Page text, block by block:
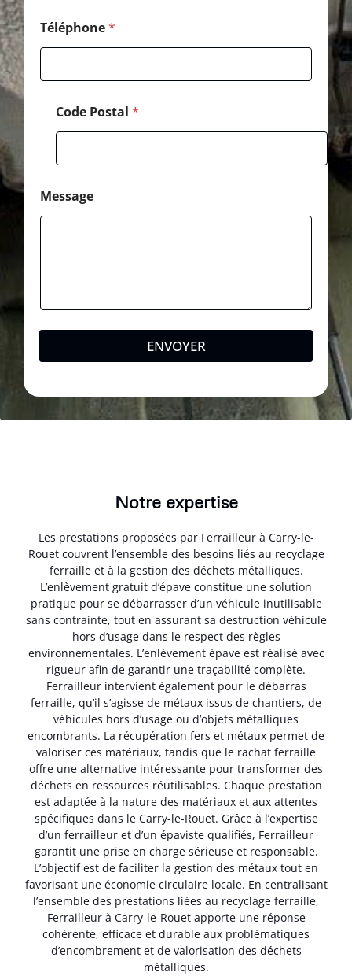
T
p
Téléphone*
Code Postal *
Message
ENVOYER
Notre expertise
Les prestations proposées par Ferrailleur à Carry-le-
Rouet couvrent l’ensemble des besoins liés au recyclage
ferraille et à la gestion des déchets métalliques.
L’enlèvement gratuit d’épave constitue une solution
pratique pour se débarrasser d’un véhicule inutilisable
sans contrainte, tout en assurant sa destruction véhicule
hors d’usage dans le respect des règles
environnementales. L’enlèvement épave est réalisé avec
rigueur afin de garantir une traçabilité complète.
Ferrailleur intervient également pour le débarras
ferraille, qu’il s’agisse de métaux issus de chantiers, de
véhicules hors d’usage ou d’objets métalliques
encombrants. La récupération fers et métaux permet de
valoriser ces matériaux, tandis que le rachat ferraille
offre une alternative intéressante pour transformer des
déchets en ressources réutilisables. Chaque prestation
est adaptée à la nature des matériaux et aux attentes
spécifiques dans le Carry-le-Rouet. Grâce à l’expertise
d’un ferrailleur et d’un épaviste qualifiés, Ferrailleur
garantit une prise en charge sérieuse et responsable.
L’objectif est de faciliter la gestion des métaux tout en
favorisant une économie circulaire locale. En centralisant
l’ensemble des prestations liées au recyclage ferraille,
Ferrailleur à Carry-le-Rouet apporte une réponse
cohérente, efficace et durable aux problématiques
d’encombrement et de valorisation des déchets
métalliques.